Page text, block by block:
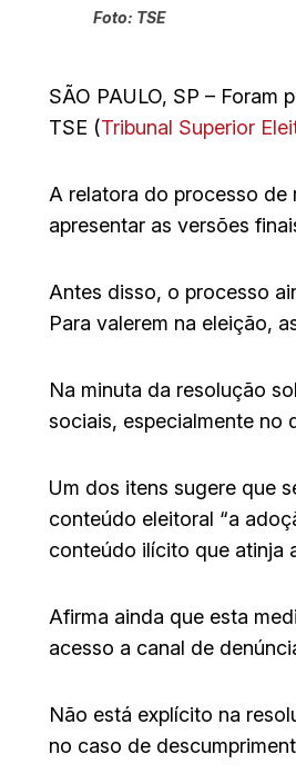
Foto: TSE
SÃO PAULO, SP – Foram
TSE (Tribunal Superior
A relatora do processo de
apresentar as versões
Antes disso, o processo
Para valerem na eleição,
Na minuta da resolução
sociais, especialmente no
Um dos itens sugere que
conteúdo eleitoral “a
conteúdo ilícito que atinja
Afirma ainda que esta
acesso a canal de
Não está explícito na
no caso de